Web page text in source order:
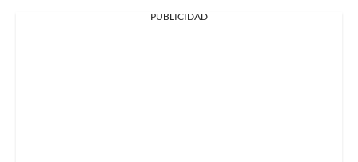
PUBLICIDAD